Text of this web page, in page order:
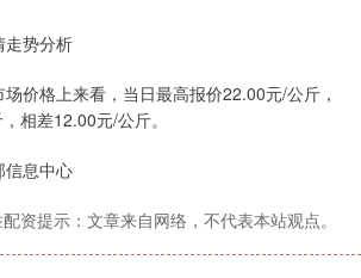
走势分析
价格上来看，当日最高报价22.00元/公斤，
相差12.00元/公斤。
信息中心
资提示：文章来自网络，不代表本站观点。